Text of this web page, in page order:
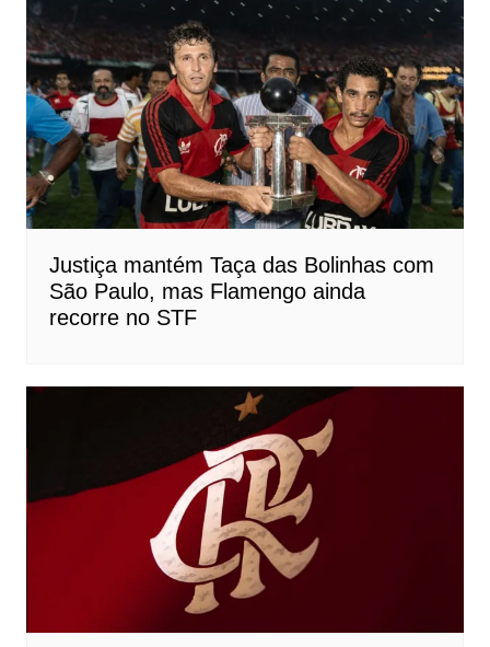
Justiça mantém Taça das Bolinhas com
São Paulo, mas Flamengo ainda
recorre no STF